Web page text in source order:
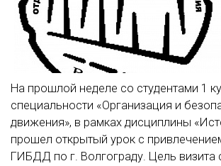
На прошлой неделе со студентами 1
специальности «Организация и
движения», в рамках дисциплины
прошел открытый урок с
ГИБДД по г. Волгограду. Цель визита